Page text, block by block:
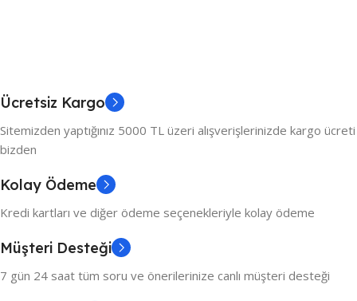
Ücretsiz Kargo
Sitemizden yaptığınız 5000 TL üzeri alışverişlerinizde kargo ücreti
bizden
Kolay Ödeme
Kredi kartları ve diğer ödeme seçenekleriyle kolay ödeme
Müşteri Desteği
7 gün 24 saat tüm soru ve önerilerinize canlı müşteri desteği